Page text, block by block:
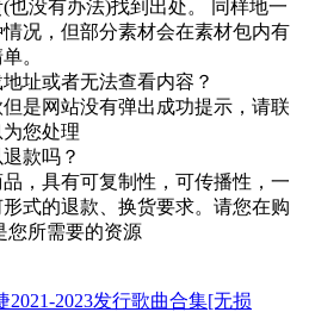
也没有办法)找到出处。 同样地一
况，但部分素材会在素材包内有
。
址或者无法查看内容？
是网站没有弹出成功提示，请联
您处理
款吗？
，具有可复制性，可传播性，一
式的退款、换货要求。请您在购
您所需要的资源
2021-2023发行歌曲合集[无损